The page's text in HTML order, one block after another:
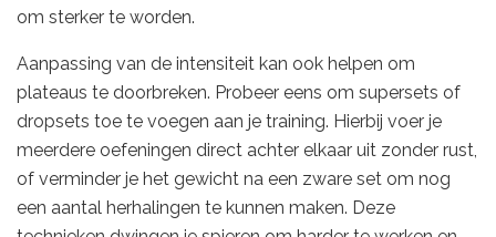
om sterker te worden.
Aanpassing van de intensiteit kan ook helpen om
plateaus te doorbreken. Probeer eens om supersets of
dropsets toe te voegen aan je training. Hierbij voer je
meerdere oefeningen direct achter elkaar uit zonder rust,
of verminder je het gewicht na een zware set om nog
een aantal herhalingen te kunnen maken. Deze